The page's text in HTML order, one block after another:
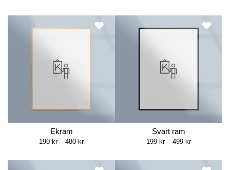
Ekram
190 kr – 480 krPrice
through
480 kr
Svart ram
199 kr – 499 krPrice
through
499 kr